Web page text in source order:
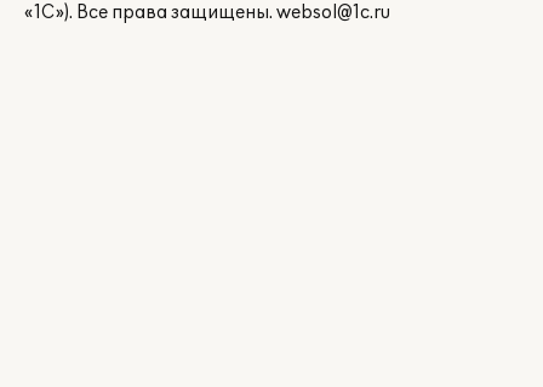
«1С»). Все права защищены. websol@1c.ru